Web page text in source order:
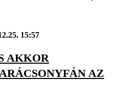
15:57
AKKOR
AZ